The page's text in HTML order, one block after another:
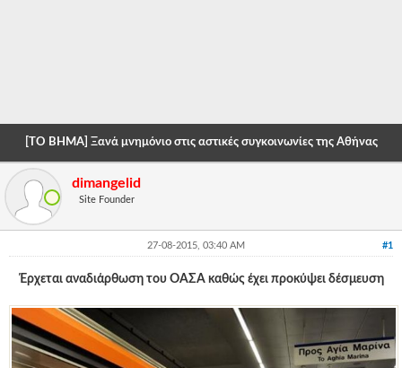
-
-
-
-
-
-
-
[ΤΟ ΒΗΜΑ] Ξανά μνημόνιο στις αστικές συγκοινωνίες της Αθήνας
dimangelid
Site Founder
#1
27-08-2015, 03:40 AM
Έρχεται αναδιάρθωση του ΟΑΣΑ καθώς έχει προκύψει δέσμευση